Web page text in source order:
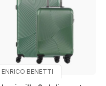
ENRICO BENETTI